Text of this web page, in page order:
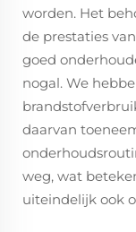
worden. Het
de prestaties
goed
nogal. We
daarvan
weg, wat
uiteindelijk ook